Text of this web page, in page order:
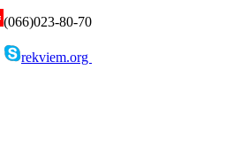
(066)023-80-70
rekviem.org